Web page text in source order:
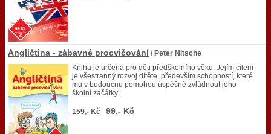
Angličtina - zábavné procvičování / Peter Nitsche
Kniha je určena pro děti předškolního věku. Jejím cílem
je všestranný rozvoj dítěte, především schopností, které
mu v budoucnu pomohou úspěšně zvládnout jeho
školní začátky.
159,- Kč 99,- Kč